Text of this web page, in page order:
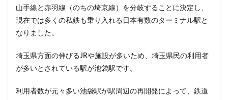
山手線と赤羽線（のちの埼京線）を分岐することに決定し、
現在では多くの私鉄も乗り入れる日本有数のターミナル駅と
なりました。
埼玉県方面の伸びるJRや施設が多いため、埼玉県民の利用者
が多いとされている駅が池袋駅です。
利用者数が元々多い池袋駅が駅周辺の再開発によって、鉄道